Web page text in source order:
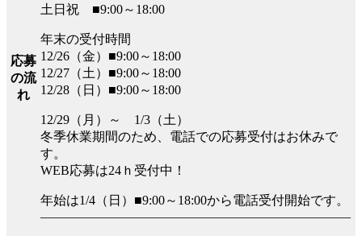
応募
の流
れ
土日祝 ■9:00～18:00
年末の受付時間
12/26（金）■9:00～18:00
12/27（土）■9:00～18:00
12/28（日）■9:00～18:00
12/29（月）～ 1/3（土）
冬季休業期間のため、電話での応募受付はお休みで
す。
WEB応募は24ｈ受付中！
年始は1/4（日）■9:00～18:00から電話受付開始です。
――――――――――――――――――――――――